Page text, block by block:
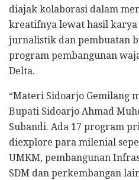
diajak kolaborasi dalam
kreatifnya lewat hasil karya
jurnalistik dan pembuatan
program pembangunan
Delta.
“Materi Sidoarjo Gemilang
Bupati Sidoarjo Ahmad
Subandi. Ada 17 program
diexplore para milenial
UMKM, pembangunan
SDM dan perkembangan